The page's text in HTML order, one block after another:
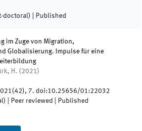
doctoral)
Published
im Zuge von Migration,
Globalisierung. Impulse für eine
H. ( 2021)
(42), 7. doi:10.25656/01:22032
| Peer reviewed Published